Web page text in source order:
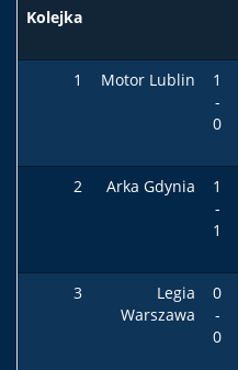
Kolejka
1 Motor Lublin
1
-
0
2 Arka Gdynia
1
-
1
3
Legia
Warszawa
0
-
0